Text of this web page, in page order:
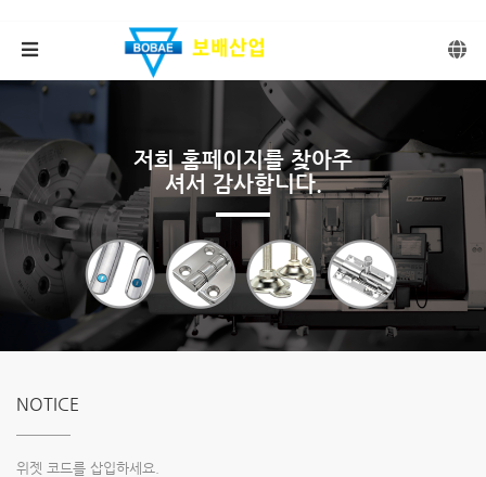
메뉴 건너뛰기
저희 홈페이지를 찾아주
셔서 감사합니다.
NOTICE
위젯 코드를 삽입하세요.